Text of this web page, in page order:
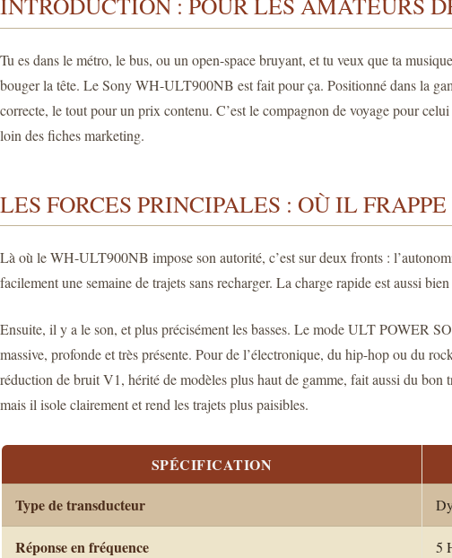
Tu es dans le métro, le bus, ou un open-space bruyant, et tu veux que ta
bouger la tête. Le Sony WH-ULT900NB est fait pour ça. Positionné dans la
correcte, le tout pour un prix contenu. C’est le compagnon de voyage pour
loin des fiches marketing.
LES FORCES PRINCIPALES : OÙ IL
Là où le WH-ULT900NB impose son autorité, c’est sur deux fronts :
facilement une semaine de trajets sans recharger. La charge rapide est aussi
Ensuite, il y a le son, et plus précisément les basses. Le mode ULT POWER
massive, profonde et très présente. Pour de l’électronique, du hip-hop ou du
réduction de bruit V1, hérité de modèles plus haut de gamme, fait aussi du
mais il isole clairement et rend les trajets plus paisibles.
SPÉCIFICATION
Type de transducteur
Réponse en fréquence 5